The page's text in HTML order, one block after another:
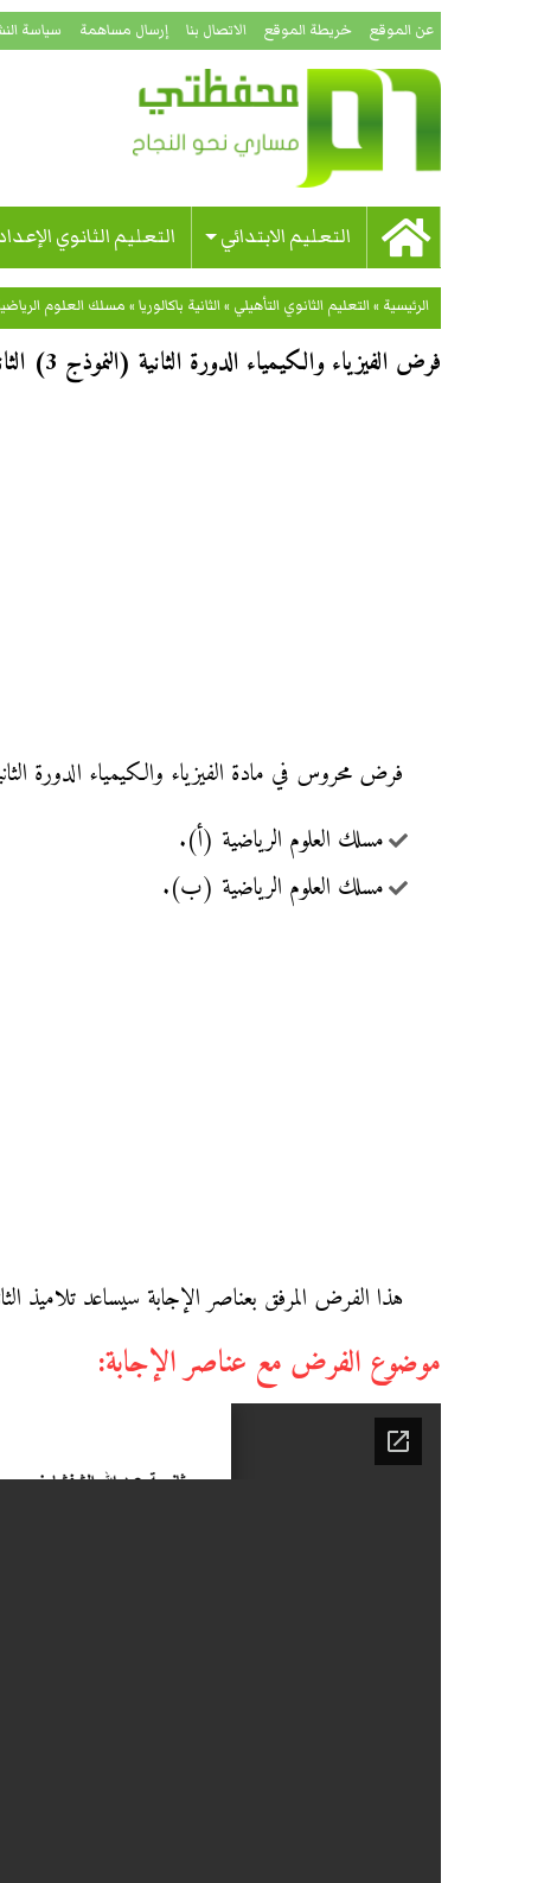
عن الموقع خريطة الموقع الاتصال بنا إرسال مساهمة سياسة
التعليم الابتدائي التعليم الثانوي
الرئيسية »التعليم الثانوي التأهيلي »الثانية باكالوريا» مسلك العلوم
فرض الفيزياء والكيمياء الدورة الثانية (النموذج 3) الثانية باكالوريا علوم رياضية
فرض محروس في مادة الفيزياء والكيمياء الدورة الثانية مع التصحيح (النموذج 3)،
مسلك العلوم الرياضية (أ).
مسلك العلوم الرياضية (ب).
هذا الفرض المرفق بعناصر الإجابة سيساعد تلاميذ
موضوع الفرض مع عناصر الإجابة: